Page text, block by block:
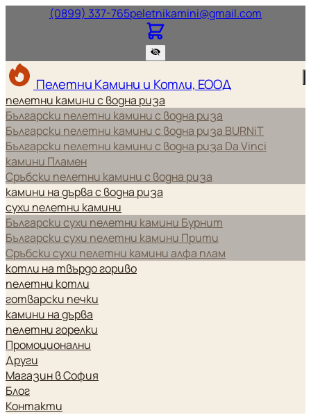
(0899) 337-765Нашият телефонен номер.
peletnikamini@gmail.com
Пелетни Камини и Котли, ЕООД
пелетни камини с водна риза
Български пелетни камини с водна риза
Български пелетни камини с водна риза BURNiT
Български пелетни камини с водна риза Da Vinci
камини Пламен
Сръбски пелетни камини с водна риза
камини на дърва с водна риза
сухи пелетни камини
Български сухи пелетни камини Бурнит
Български сухи пелетни камини Прити
Сръбски сухи пелетни камини алфа плам
котли на твърдо гориво
пелетни котли
готварски печки
камини на дърва
пелетни горелки
Промоционални
Други
Магазин в София
Блог
Контакти